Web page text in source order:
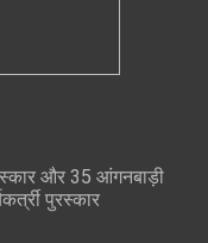
और 35 आंगनबाड़ी
पुरस्कार